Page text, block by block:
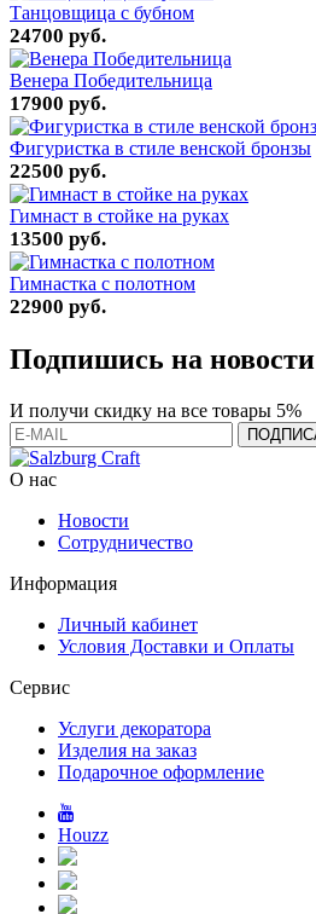
Танцовщица с бубном
24700 руб.
Венера Победительница
17900 руб.
Фигуристка в стиле венской бронзы
22500 руб.
Гимнаст в стойке на руках
13500 руб.
Гимнастка с полотном
22900 руб.
Подпишись на новости
И получи скидку на все товары 5%
О нас
Новости
Сотрудничество
Информация
Личный кабинет
Условия Доставки и Оплаты
Сервис
Услуги декоратора
Изделия на заказ
Подарочное оформление
Houzz